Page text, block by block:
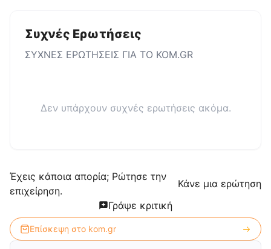
Συχνές Ερωτήσεις
ΣΥΧΝΕΣ ΕΡΩΤΗΣΕΙΣ ΓΙΑ ΤΟ KOM.GR
Δεν υπάρχουν συχνές ερωτήσεις ακόμα.
Έχεις κάποια απορία; Ρώτησε την
επιχείρηση.
Κάνε μια ερώτηση
Γράψε κριτική
Επίσκεψη στο kom.gr